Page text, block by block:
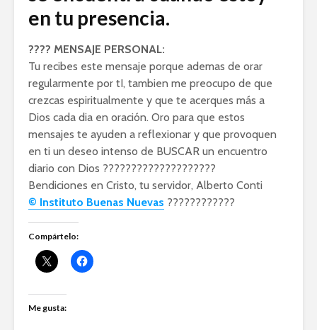
en tu presencia.
???? MENSAJE PERSONAL:
Tu recibes este mensaje porque ademas de orar
regularmente por tI, tambien me preocupo de que
crezcas espiritualmente y que te acerques más a
Dios cada dia en oración. Oro para que estos
mensajes te ayuden a reflexionar y que provoquen
en ti un deseo intenso de BUSCAR un encuentro
diario con Dios ????????????????????
Bendiciones en Cristo, tu servidor, Alberto Conti
© Instituto Buenas Nuevas ????????????️
Compártelo:
Me gusta: